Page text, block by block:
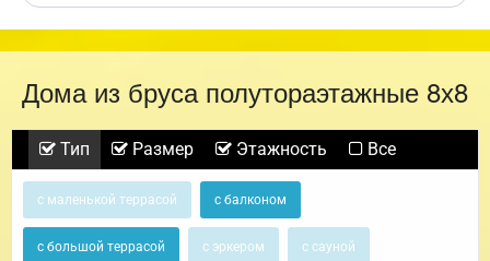
Дома из бруса полутораэтажные 8х8
Тип Размер Этажность Все
с маленькой террасой с балконом
с большой террасой с эркером с сауной